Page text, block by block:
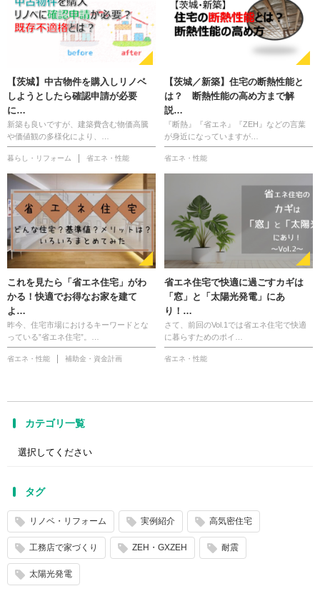
【茨城】中古物件を購入しリノベ
しようとしたら確認申請が必要
に…
新築も良いですが、建築費含む物価高騰
や価値観の多様化により、…
暮らし・リフォーム 省エネ・性能
【茨城／新築】住宅の断熱性能と
は？ 断熱性能の高め方まで解
説…
『断熱』『省エネ』『ZEH』などの言葉
が身近になっていますが…
省エネ・性能
これを見たら「省エネ住宅」がわ
かる！快適でお得なお家を建て
よ…
昨今、住宅市場におけるキーワードとな
っている”省エネ住宅”。…
省エネ・性能 補助金・資金計画
省エネ住宅で快適に過ごすカギは
「窓」と「太陽光発電」にあ
り！…
さて、前回のVol.1では省エネ住宅で快適
に暮らすためのポイ…
省エネ・性能
カテゴリ一覧
タグ
リノベ・リフォーム 実例紹介 高気密住宅
工務店で家づくり ZEH・GXZEH 耐震
太陽光発電